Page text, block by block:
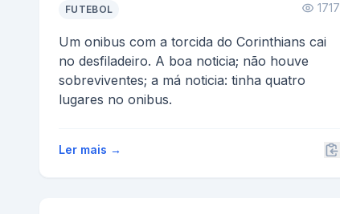
FUTEBOL 1717
Um onibus com a torcida do Corinthians cai
no desfiladeiro. A boa noticia; não houve
sobreviventes; a má noticia: tinha quatro
lugares no onibus.
Ler mais →